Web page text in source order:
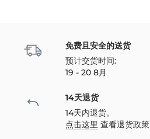
免费且安全的送货
预计交货时间:
19 - 20 8月
14天退货
14天内退货。
点击这里 查看退货政策